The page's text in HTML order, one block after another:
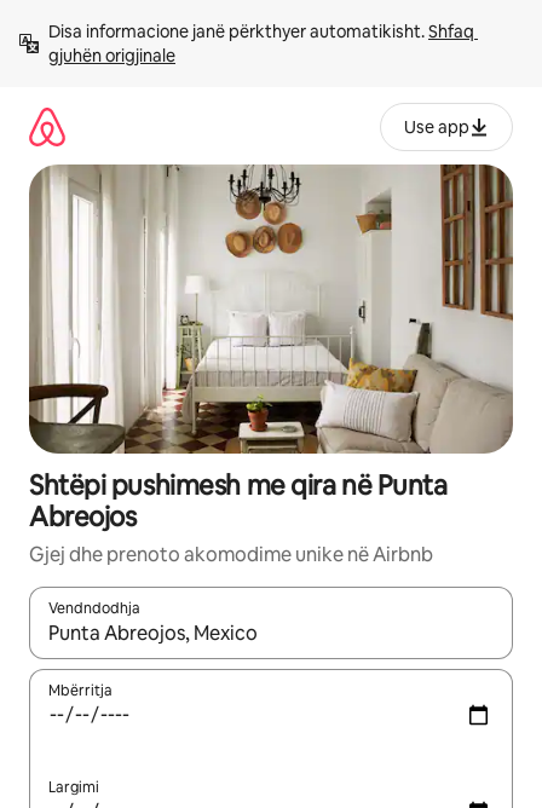
përmbajtja
Disa informacione janë përkthyer automatikisht. Shfaq
gjuhën origjinale
Use app
Shtëpi pushimesh me qira në Punta
Abreojos
Gjej dhe prenoto akomodime unike në Airbnb
Vendndodhja
Kur rezultatet të jenë të disponueshme, lëviz me butonat e
Mbërritja
Largimi